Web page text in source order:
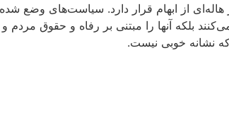
هاله‌ای از ابهام قرار دارد. سیاست‌های
بلکه آنها را مبتنی بر رفاه و حقوق مردم و
نشانه‌ خوبی نیست.